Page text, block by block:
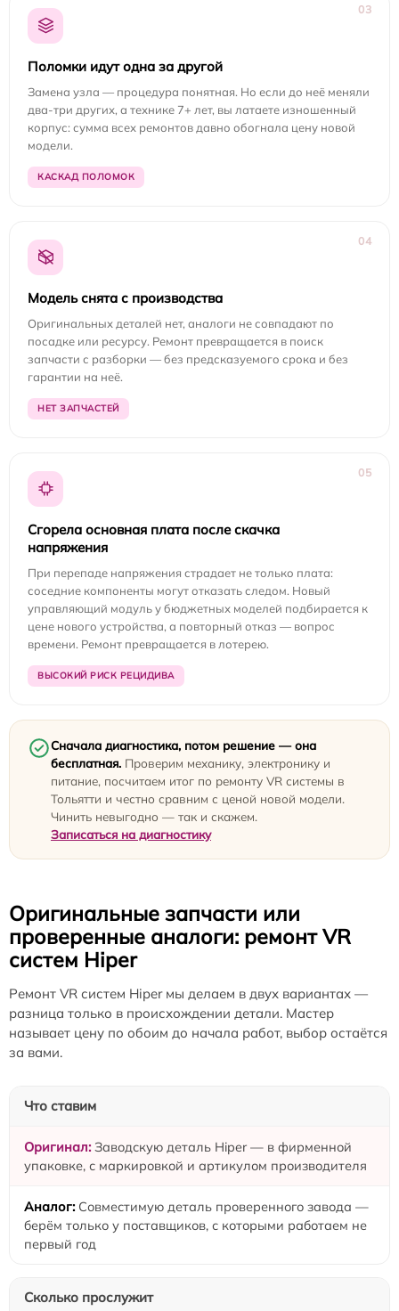
03
Поломки идут одна за другой
Замена узла — процедура понятная. Но если до неё меняли
два-три других, а технике 7+ лет, вы латаете изношенный
корпус: сумма всех ремонтов давно обогнала цену новой
модели.
КАСКАД ПОЛОМОК
04
Модель снята с производства
Оригинальных деталей нет, аналоги не совпадают по
посадке или ресурсу. Ремонт превращается в поиск
запчасти с разборки — без предсказуемого срока и без
гарантии на неё.
НЕТ ЗАПЧАСТЕЙ
05
Сгорела основная плата после скачка
напряжения
При перепаде напряжения страдает не только плата:
соседние компоненты могут отказать следом. Новый
управляющий модуль у бюджетных моделей подбирается к
цене нового устройства, а повторный отказ — вопрос
времени. Ремонт превращается в лотерею.
ВЫСОКИЙ РИСК РЕЦИДИВА
Сначала диагностика, потом решение — она
бесплатная. Проверим механику, электронику и
питание, посчитаем итог по ремонту VR системы в
Тольятти и честно сравним с ценой новой модели.
Чинить невыгодно — так и скажем.
Записаться на диагностику
Оригинальные запчасти или
проверенные аналоги: ремонт VR
систем Hiper
Ремонт VR систем Hiper мы делаем в двух вариантах —
разница только в происхождении детали. Мастер
называет цену по обоим до начала работ, выбор остаётся
за вами.
Что ставим
Заводскую деталь Hiper — в фирменной
упаковке, с маркировкой и артикулом производителя
Совместимую деталь проверенного завода —
берём только у поставщиков, с которыми работаем не
первый год
Сколько прослужит